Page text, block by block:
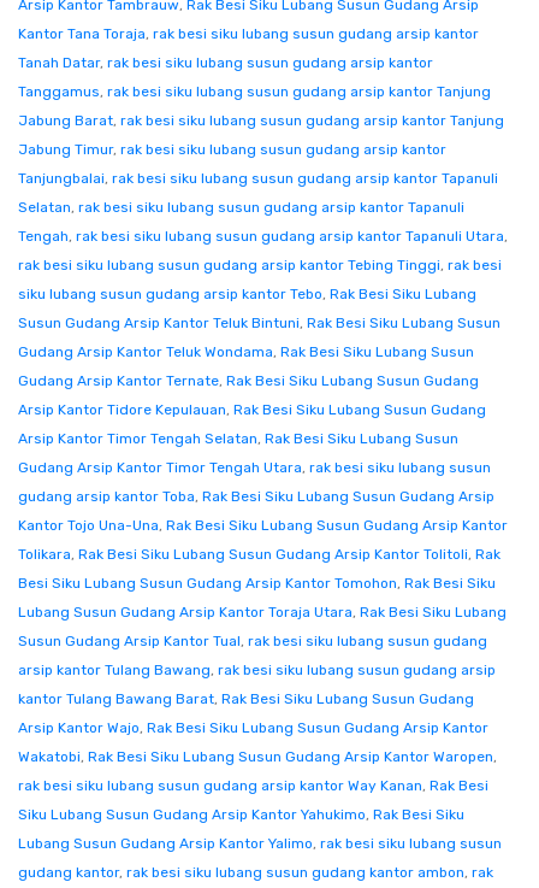
Arsip Kantor Tambrauw, Rak Besi Siku Lubang Susun Gudang Arsip
Kantor Tana Toraja, rak besi siku lubang susun gudang arsip kantor
Tanah Datar, rak besi siku lubang susun gudang arsip kantor
Tanggamus, rak besi siku lubang susun gudang arsip kantor Tanjung
Jabung Barat, rak besi siku lubang susun gudang arsip kantor Tanjung
Jabung Timur, rak besi siku lubang susun gudang arsip kantor
Tanjungbalai, rak besi siku lubang susun gudang arsip kantor Tapanuli
Selatan, rak besi siku lubang susun gudang arsip kantor Tapanuli
Tengah, rak besi siku lubang susun gudang arsip kantor Tapanuli Utara,
rak besi siku lubang susun gudang arsip kantor Tebing Tinggi, rak besi
siku lubang susun gudang arsip kantor Tebo, Rak Besi Siku Lubang
Susun Gudang Arsip Kantor Teluk Bintuni, Rak Besi Siku Lubang Susun
Gudang Arsip Kantor Teluk Wondama, Rak Besi Siku Lubang Susun
Gudang Arsip Kantor Ternate, Rak Besi Siku Lubang Susun Gudang
Arsip Kantor Tidore Kepulauan, Rak Besi Siku Lubang Susun Gudang
Arsip Kantor Timor Tengah Selatan, Rak Besi Siku Lubang Susun
Gudang Arsip Kantor Timor Tengah Utara, rak besi siku lubang susun
gudang arsip kantor Toba, Rak Besi Siku Lubang Susun Gudang Arsip
Kantor Tojo Una-Una, Rak Besi Siku Lubang Susun Gudang Arsip Kantor
Tolikara, Rak Besi Siku Lubang Susun Gudang Arsip Kantor Tolitoli, Rak
Besi Siku Lubang Susun Gudang Arsip Kantor Tomohon, Rak Besi Siku
Lubang Susun Gudang Arsip Kantor Toraja Utara, Rak Besi Siku Lubang
Susun Gudang Arsip Kantor Tual, rak besi siku lubang susun gudang
arsip kantor Tulang Bawang, rak besi siku lubang susun gudang arsip
kantor Tulang Bawang Barat, Rak Besi Siku Lubang Susun Gudang
Arsip Kantor Wajo, Rak Besi Siku Lubang Susun Gudang Arsip Kantor
Wakatobi, Rak Besi Siku Lubang Susun Gudang Arsip Kantor Waropen,
rak besi siku lubang susun gudang arsip kantor Way Kanan, Rak Besi
Siku Lubang Susun Gudang Arsip Kantor Yahukimo, Rak Besi Siku
Lubang Susun Gudang Arsip Kantor Yalimo, rak besi siku lubang susun
gudang kantor, rak besi siku lubang susun gudang kantor ambon, rak